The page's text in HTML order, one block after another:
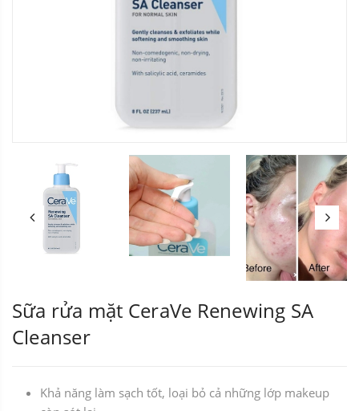
Sữa rửa mặt CeraVe Renewing SA
Cleanser
Khả năng làm sạch tốt, loại bỏ cả những lớp makeup